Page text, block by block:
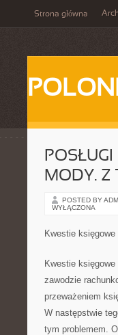
Strona główna
MODY. Z
POSTED BY
WYŁĄCZONA
Kwestie
Kwestie
zawodzie
przeważeniem
W następstwie
tym problemem.